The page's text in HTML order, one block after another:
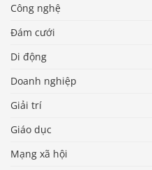
Công nghệ
Đám cưới
Di động
Doanh nghiệp
Giải trí
Giáo dục
Mạng xã hội